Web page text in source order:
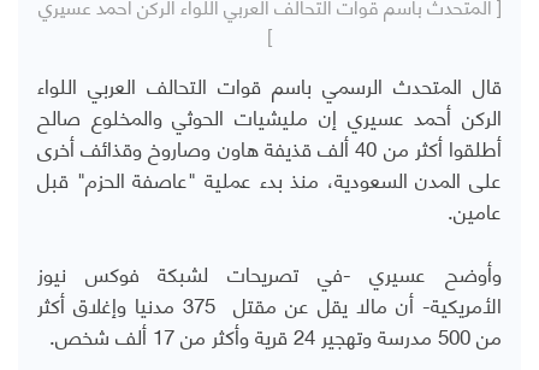
]
قال المتحدث الرسمي باسم قوات التحالف العربي اللواء
الركن أحمد عسيري إن مليشيات الحوثي والمخلوع صالح
أطلقوا أكثر من 40 ألف قذيفة هاون وصاروخ وقذائف أخرى
على المدن السعودية، منذ بدء عملية "عاصفة الحزم" قبل
عامين.
وأوضح عسيري -في تصريحات لشبكة فوكس نيوز
الأمريكية- أن مالا يقل عن مقتل 375 مدنيا وإغلاق أكثر
من 500 مدرسة وتهجير 24 قرية وأكثر من 17 ألف شخص.